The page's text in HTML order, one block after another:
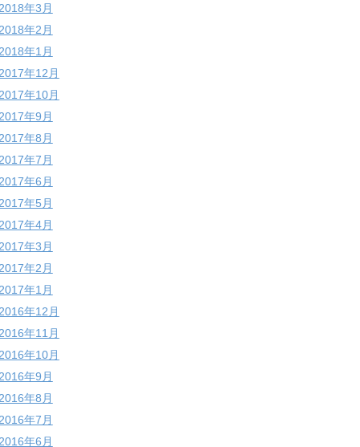
年3月
年2月
年1月
年12月
年10月
年9月
年8月
年7月
年6月
年5月
年4月
年3月
年2月
年1月
年12月
年11月
年10月
年9月
年8月
年7月
年6月